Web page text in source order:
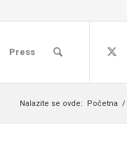
Press
Nalazite se ovde: Početna /